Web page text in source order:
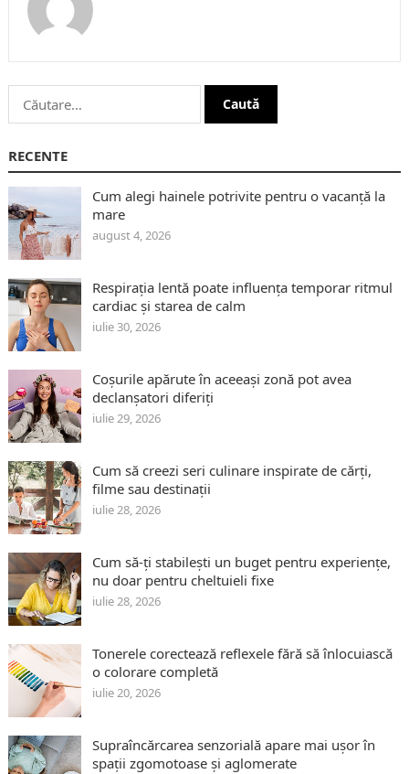
Caută
după:
RECENTE
Cum alegi hainele potrivite pentru o vacanță la
mare
august 4, 2026
Respirația lentă poate influența temporar ritmul
cardiac și starea de calm
iulie 30, 2026
Coșurile apărute în aceeași zonă pot avea
declanșatori diferiți
iulie 29, 2026
Cum să creezi seri culinare inspirate de cărți,
filme sau destinații
iulie 28, 2026
Cum să-ți stabilești un buget pentru experiențe,
nu doar pentru cheltuieli fixe
iulie 28, 2026
Tonerele corectează reflexele fără să înlocuiască
o colorare completă
iulie 20, 2026
Supraîncărcarea senzorială apare mai ușor în
spații zgomotoase și aglomerate